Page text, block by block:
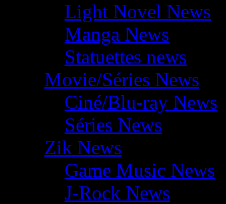
Light Novel News
Manga News
Statuettes news
Movie/Séries News
Ciné/Blu-ray News
Séries News
Zik News
Game Music News
J-Rock News